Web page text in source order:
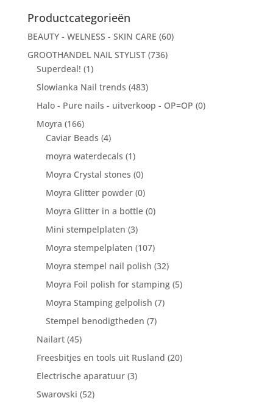
Productcategorieën
BEAUTY - WELNESS - SKIN CARE (60)
GROOTHANDEL NAIL STYLIST (736)
Superdeal! (1)
Slowianka Nail trends (483)
Halo - Pure nails - uitverkoop - OP=OP (0)
Moyra (166)
Caviar Beads (4)
moyra waterdecals (1)
Moyra Crystal stones (0)
Moyra Glitter powder (0)
Moyra Glitter in a bottle (0)
Mini stempelplaten (3)
Moyra stempelplaten (107)
Moyra stempel nail polish (32)
Moyra Foil polish for stamping (5)
Moyra Stamping gelpolish (7)
Stempel benodigtheden (7)
Nailart (45)
Freesbitjes en tools uit Rusland (20)
Electrische aparatuur (3)
Swarovski (52)